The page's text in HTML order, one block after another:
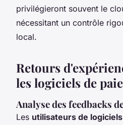
privilégieront souvent le
nécessitant un contrôle
local.
Retours
les logiciels de paie
Analyse des feedbacks
Les utilisateurs de